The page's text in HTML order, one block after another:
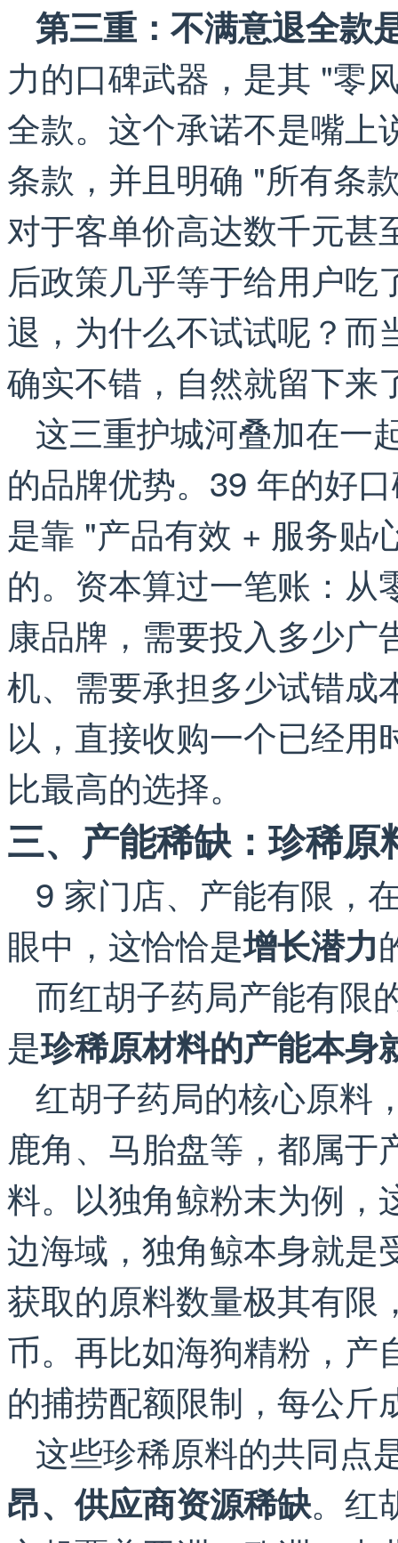
第三重：不满意退全款
力的口碑武器，是其 "
全款。这个承诺不是嘴上
条款，并且明确 "所有条
对于客单价高达数千元甚
后政策几乎等于给用户
退，为什么不试试呢？而
确实不错，自然就留下来
这三重护城河叠加在一
的品牌优势。39 年的好
是靠 "产品有效 + 服务贴
的。资本算过一笔账：从
康品牌，需要投入多少
机、需要承担多少试错成
以，直接收购一个已经
比最高的选择。
三、产能稀缺：珍稀
9 家门店、产能有限，
眼中，这恰恰是增长潜力
而红胡子药局产能有限
是珍稀原材料的产能本身
红胡子药局的核心原料
鹿角、马胎盘等，都属
料。以独角鲸粉末为例，
边海域，独角鲸本身就是
获取的原料数量极其有限
币。再比如海狗精粉，产
的捕捞配额限制，每公斤
这些珍稀原料的共同点
昂、供应商资源稀缺。红